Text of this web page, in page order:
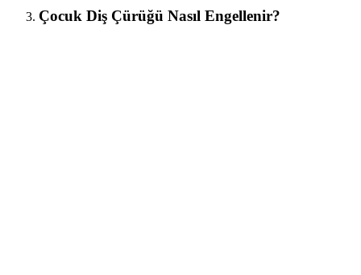
Çocuk Diş Çürüğü Nasıl Engellenir?